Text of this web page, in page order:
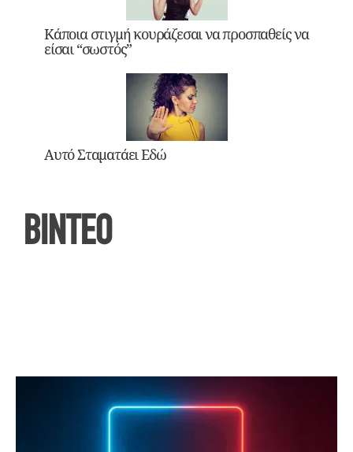
Κάποια στιγμή κουράζεσαι να προσπαθείς να
είσαι “σωστός”
Αυτό Σταματάει Εδώ
ΒΙΝΤΕΟ